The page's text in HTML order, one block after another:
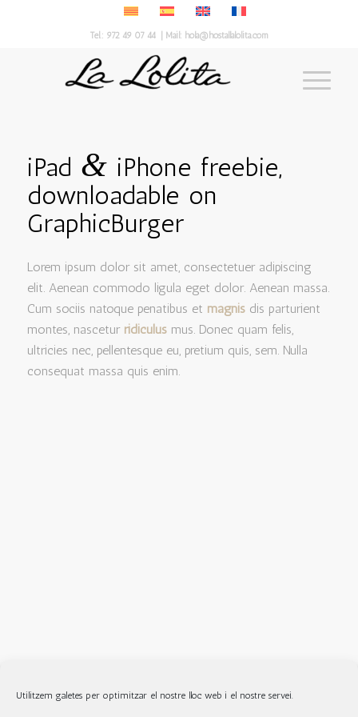
Utilitzem galetes per optimitzar el nostre lloc web i el nostre servei.
Tel.: 972 49 07 44 | Mail: hola@hostallalolita.com
iPad & iPhone freebie,
downloadable on
GraphicBurger
Lorem ipsum dolor sit amet, consectetuer adipiscing
elit. Aenean commodo ligula eget dolor. Aenean massa.
Cum sociis natoque penatibus et magnisdis parturient
montes, nascetur ridiculusmus. Donec quam felis,
ultricies nec, pellentesque eu, pretium quis, sem. Nulla
consequat massa quis enim.